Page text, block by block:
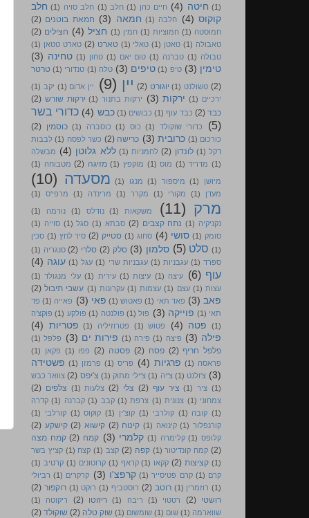
(1) חיטה (4) חיים כהן (1) חלב (1) חלב סויה (1) חלב
קוקוס (4) חלבה (1) חמאה (3) חמאת בוטנים (2)
חמוסטה (1) חמוציות (1) חמין (1) חציל (4) חצילים (2)
טאבולה (1) טאטן (1) טאלי (1) טארט (2) טארט טטאן (1)
טבולה (1) טברנה (1) טום יאם (1) טחון (1) טחינה (3)
טימין (3) טיפ (1) טיפים (3) טלה (1) טנדורי (1) טרטר
(2) טשולנט (1) יוגורט (2) יין (9) יין אדום (1) יקב (1)
ירכיים (1) ירקות (3) ירקות בתנור (1) ירקות שורש (2)
כבד (2) כבד עוף (1) כבושים (1) כבש (4) כדורי בשר
(5)
כדורי שוקולד (1) כוס (1) כוסברה (1) כוסמין (2)
כורכום (1) כרובית (3) כרישה (2) כשר לפסח (1) לבבות
דקל (1) לונדון (2) לחמניות (1) ללא גלוטן (4) מבשלה
(1) מדריד (1) מוס (1) מוקפץ (1) מזיגה (2) מטבוחה (1)
מיושן (1) מיספור (1) מנגו (1) מסעדה (10)
מעדן (1) מקורי (1) מקרר (1) מרינדה (1) מרפי'ס (1)
מרק (11) משקאות (1) נודלס (1) נורמה
(1)
נקניקיה (1) נתח קצבים (2) סבתא (1) סגל (1) סוייה (1)
סומק (1) סושי (4) סחוג (1) סטייק (2) סיר לחץ (1) סכין
(1) סלט (5) סלמון (3) סלק (2) סלרי (2) סנגריה (1)
ספרד (1) עגבניות (1) עגבניות שרי (1) עגל (1) עוגה (4)
עוף (6) עיצה (1) עיצות (1) עירית (1) עלי מנגולד (1)
עצות (1) עצם (1) עצמות (1) עקרונות (1) עשבי תיבול (2)
פאב (3) פאד תאי (1) פאטוש (1) פאי (3) פאייה (1) פד
תאי (1) פוייקה (3) פול (1) פולנטה (1) פולקע (1) פוקצ'ה
(1)
פטה (4) פטוש (1) פטרוזיליה (1) פטריות (4)
פילה (3) פיצה (1) פירה (1) פירות ים (3) פלפל (1)
פלפל חריף (2) פסח (2) פסטה (2) פפו (1) פקאן
(1)
פראסה (1) פרגיות (4) פריס (1) פרמזן (1) פשטידה
(3) צ'ולנט (1) צ'יה (1) צ'ילי מתוק (1) צ'יפס (2) צוואר כבש
(1) ציר (1) ציר עוף (2) צלי (2) צלעות (1) צלפים (2)
צמחוני (1) צנונית (1) צרפת (1) קבב (1) קברנה (1) קדרה
(1) קובה (1) קולרבי (1) קוצ'ין (1) קוקוס (1) קורלבי
(1)
קורנפלור (1) קינואה (1) קינוח (2) קישוא (2) קישקע (2)
קלופס (1) קלימרה (1) קלמרי (3) קמח (2) קמח מצה
(2) קמח קונדיטור (1) קפה (2) קצב (1) קצח (1) קציץ בשר
(1) קציצות (2) קקאו (1) קראף (1) קרוטונים (1) קרטיב (1)
קרם (1) קרם פטיסייר (1) קרפצ'ו (3) קרקרים (1) רביולי
(1) רוזמרין (1) רוטב (2) רוסטביף (1) רוקט (1) רוקפור (2)
רושטי (2) רטטוי (1) ריבה (1) ריזוטו (2) ריקוטה
(1)
שווארמה (1) שום (1) שומשום (1) שוק טלה (2) שוקולד (2)